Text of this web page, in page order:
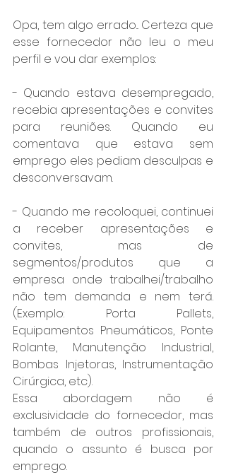
Opa, tem algo errado... Certeza que
esse fornecedor não leu o meu
perfil e vou dar exemplos:
- Quando estava desempregado,
recebia apresentações e convites
para reuniões. Quando eu
comentava que estava sem
emprego eles pediam desculpas e
desconversavam.
- Quando me recoloquei, continuei
a receber apresentações e
convites, mas de
segmentos/produtos que a
empresa onde trabalhei/trabalho
não tem demanda e nem terá.
(Exemplo: Porta Pallets,
Equipamentos Pneumáticos, Ponte
Rolante, Manutenção Industrial,
Bombas Injetoras, Instrumentação
Cirúrgica, etc).
Essa abordagem não é
exclusividade do fornecedor, mas
também de outros profissionais,
quando o assunto é busca por
emprego.